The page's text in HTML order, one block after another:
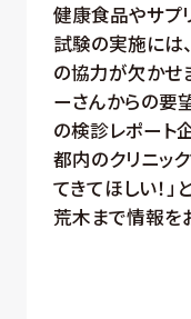
健康食品やサプ
試験の実施には
の協力が欠かせ
ーさんからの要
の検診レポート
都内のクリニッ
てきてほしい！」
荒木まで情報を